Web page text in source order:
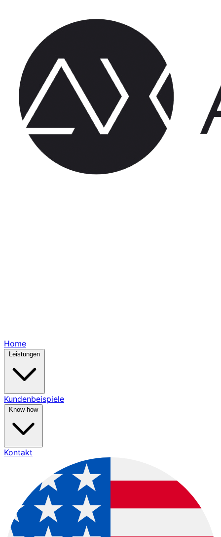
Home
Kundenbeispiele
Know-how
Kontakt